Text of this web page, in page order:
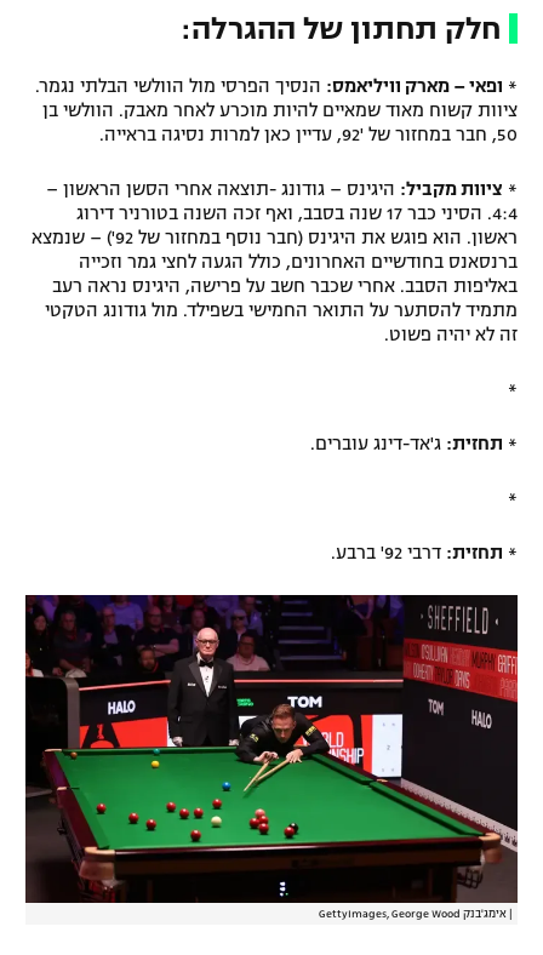
חלק תחתון של ההגרלה:
* ופאי – מארק וויליאמס: הנסיך הפרסי מול הוולשי הבלתי נגמר.
ציוות קשוח מאוד שמאיים להיות מוכרע לאחר מאבק. הוולשי בן
50, חבר במחזור של '92, עדיין כאן למרות נסיגה בראייה.
* ציוות מקביל: היגינס – גודונג -תוצאה אחרי הסשן הראשון –
4:4. הסיני כבר 17 שנה בסבב, ואף זכה השנה בטורניר דירוג
ראשון. הוא פוגש את היגינס (חבר נוסף במחזור של 92') – שנמצא
ברנסאנס בחודשיים האחרונים, כולל הגעה לחצי גמר וזכייה
באליפות הסבב. אחרי שכבר חשב על פרישה, היגינס נראה רעב
מתמיד להסתער על התואר החמישי בשפילד. מול גודונג הטקטי
זה לא יהיה פשוט.
*
* תחזית: ג'אד-דינג עוברים.
*
* תחזית: דרבי 92' ברבע.
אימג'בנק GettyImages, George Wood